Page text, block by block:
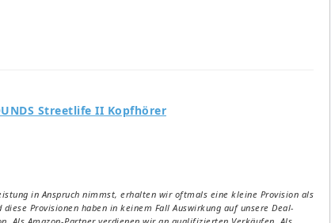
Streetlife II Kopfhörer
in Anspruch nimmst, erhalten wir oftmals eine kleine Provision als
Provisionen haben in keinem Fall Auswirkung auf unsere Deal-